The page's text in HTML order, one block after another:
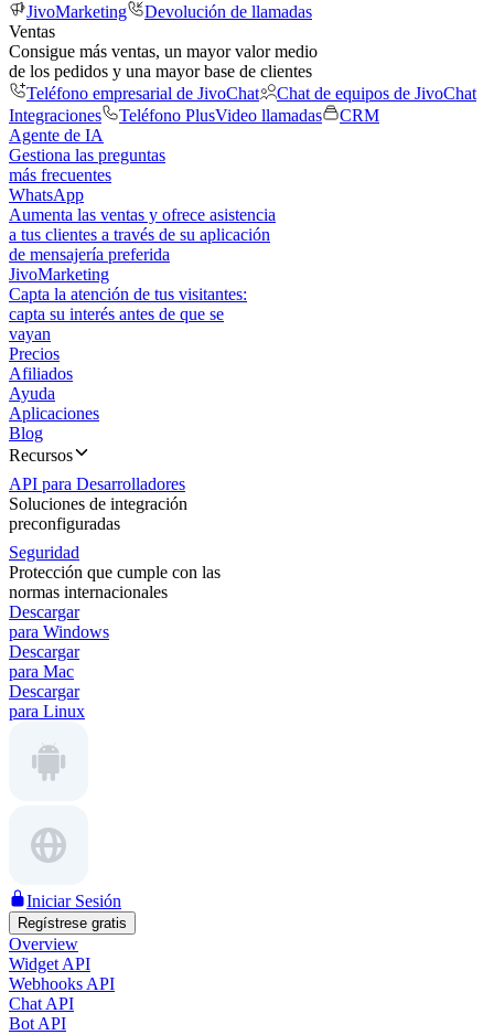
JivoMarketing
Devolución de llamadas
Ventas
Consigue más ventas, un mayor valor medio
de los pedidos y una mayor base de clientes
Teléfono empresarial de JivoChat
Chat de equipos de JivoChat
Integraciones
Teléfono PlusVideo llamadas
CRM
Agente de IA
Gestiona las preguntas
más frecuentes
WhatsApp
Aumenta las ventas y ofrece asistencia
a tus clientes a través de su aplicación
de mensajería preferida
JivoMarketing
Capta la atención de tus visitantes:
capta su interés antes de que se
vayan
Precios
Afiliados
Ayuda
Aplicaciones
Blog
Recursos
API para Desarrolladores
Soluciones de integración
preconfiguradas
Seguridad
Protección que cumple con las
normas internacionales
Descargar
para Windows
Descargar
para Mac
Descargar
para Linux
Iniciar Sesión
Regístrese gratis
Overview
Widget API
Webhooks API
Chat API
Bot API